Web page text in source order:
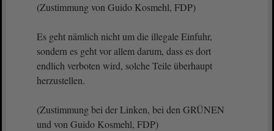
(Zustimmung von Guido Kosmehl, FDP)
Es geht nämlich nicht um die illegale Einfuhr,
sondern es geht vor allem darum, dass es dort
endlich verboten wird, solche Teile überhaupt
herzustellen.
(Zustimmung bei der Linken, bei den GRÜNEN
und von Guido Kosmehl, FDP)